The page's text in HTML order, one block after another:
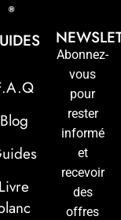
Blog
Livre
Abonnez-
vous
pour
rester
informé
et
recevoir
des
offres